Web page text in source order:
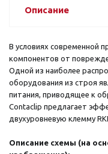
Описание
В условиях современной
компонентов от
Одной из наиболее
оборудования из строя
питания, приводящее к
Contaclip предлагает
двухуровневую клемму
Описание схемы (на